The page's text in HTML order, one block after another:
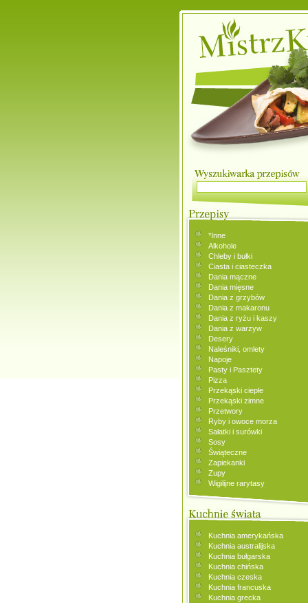
*Inne
Alkohole
Chleby i bułki
Ciasta i ciasteczka
Dania mączne
Dania mięsne
Dania z grzybów
Dania z makaronu
Dania z ryżu i kaszy
Dania z warzyw
Desery
Naleśniki, omlety
Napoje
Pasty i Pasztety
Pizza
Przekąski ciepłe
Przekąski zimne
Przetwory
Ryby i owoce morza
Sałatki i surówki
Sosy
Świąteczne
Zapiekanki
Zupy
Wigilijne rarytasy
Kuchnia amerykańska
Kuchnia australijska
Kuchnia bułgarska
Kuchnia chińska
Kuchnia czeska
Kuchnia francuska
Kuchnia grecka